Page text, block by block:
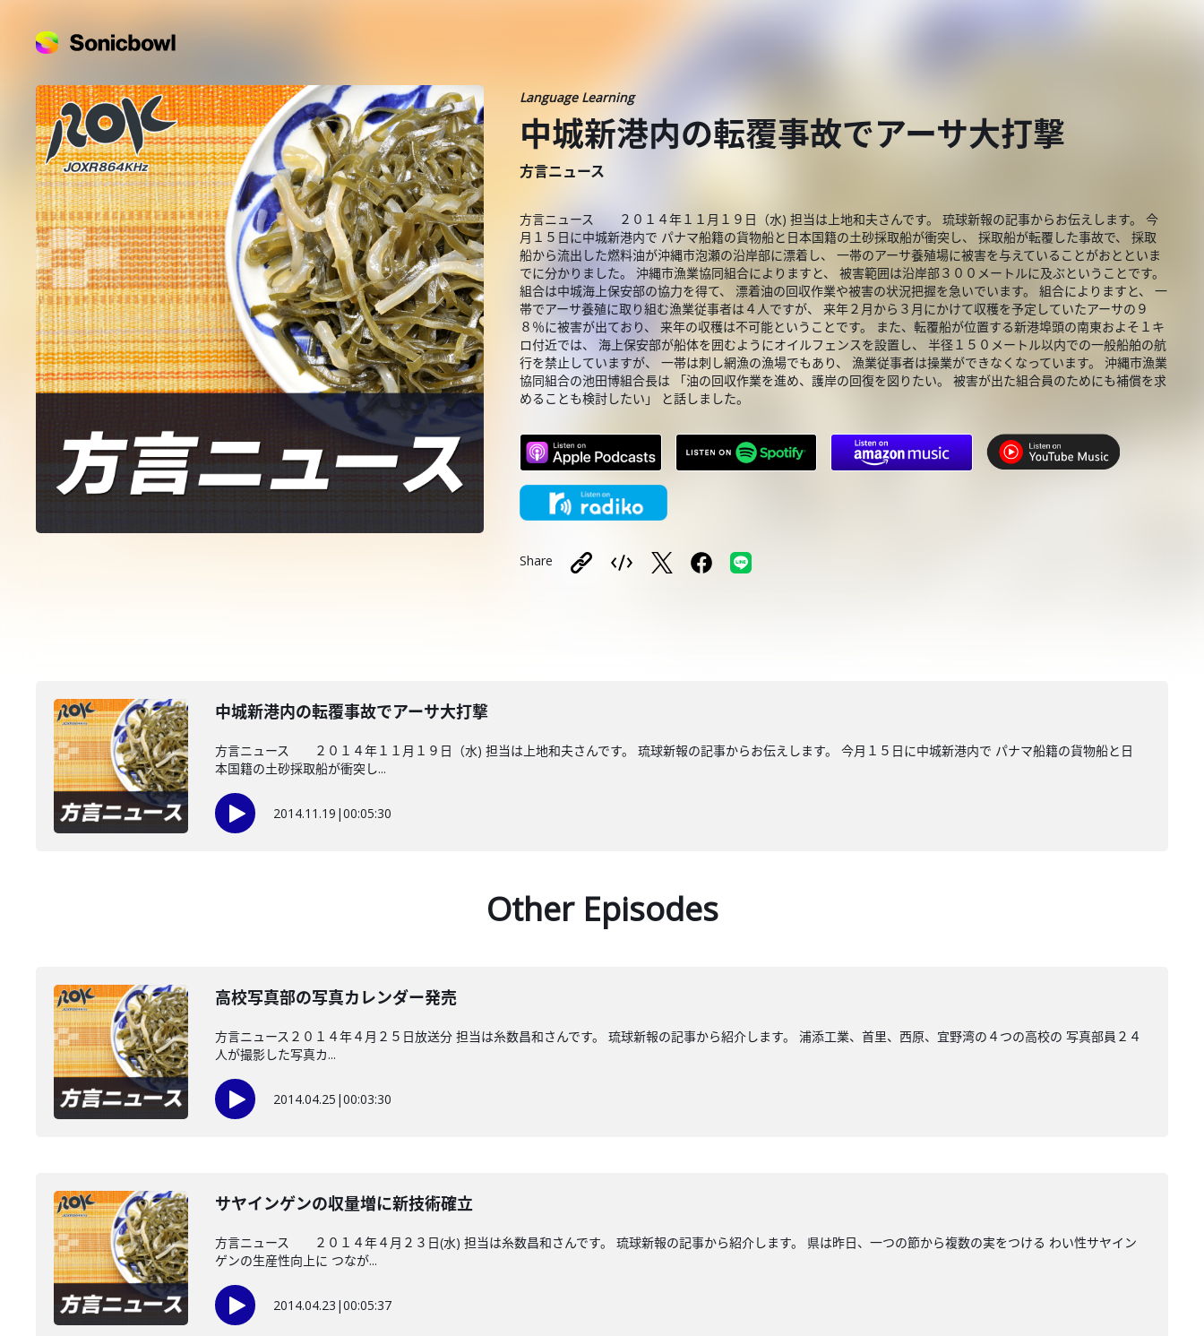
Language Learning
中城新港内の転覆事故でアーサ大打撃
方言ニュース
方言ニュース ２０１４年１１月１９日（水) 担当は上地和夫さんです。 琉球新報の記事からお伝えします。 今
月１５日に中城新港内で パナマ船籍の貨物船と日本国籍の土砂採取船が衝突し、 採取船が転覆した事故で、 採取
船から流出した燃料油が沖縄市泡瀬の沿岸部に漂着し、 一帯のアーサ養殖場に被害を与えていることがおとといま
でに分かりました。 沖縄市漁業協同組合によりますと、 被害範囲は沿岸部３００メートルに及ぶということです。
組合は中城海上保安部の協力を得て、 漂着油の回収作業や被害の状況把握を急いでいます。 組合によりますと、 一
帯でアーサ養殖に取り組む漁業従事者は４人ですが、 来年２月から３月にかけて収穫を予定していたアーサの９
８％に被害が出ており、 来年の収穫は不可能ということです。 また、転覆船が位置する新港埠頭の南東およそ１キ
ロ付近では、 海上保安部が船体を囲むようにオイルフェンスを設置し、 半径１５０メートル以内での一般船舶の航
行を禁止していますが、 一帯は刺し網漁の漁場でもあり、 漁業従事者は操業ができなくなっています。 沖縄市漁業
協同組合の池田博組合長は 「油の回収作業を進め、護岸の回復を図りたい。 被害が出た組合員のためにも補償を求
めることも検討したい」 と話しました。
Share
中城新港内の転覆事故でアーサ大打撃
方言ニュース ２０１４年１１月１９日（水) 担当は上地和夫さんです。 琉球新報の記事からお伝えします。 今月１５日に中城新港内で パナマ船籍の貨物船と日
本国籍の土砂採取船が衝突し...
2014.11.19 |00:05:30
Other Episodes
高校写真部の写真カレンダー発売
方言ニュース２０１４年４月２５日放送分 担当は糸数昌和さんです。 琉球新報の記事から紹介します。 浦添工業、首里、西原、宜野湾の４つの高校の 写真部員２４
人が撮影した写真カ...
2014.04.25 |00:03:30
サヤインゲンの収量増に新技術確立
方言ニュース ２０１４年４月２３日(水) 担当は糸数昌和さんです。 琉球新報の記事から紹介します。 県は昨日、一つの節から複数の実をつける わい性サヤイン
ゲンの生産性向上に つなが...
2014.04.23 |00:05:37